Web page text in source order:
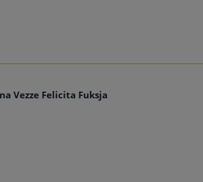
Vezze Felicita Fuksja